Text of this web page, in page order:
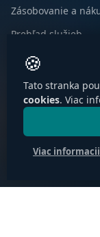
Zásobovanie a
Prehľad služieb →
KONTAKT
Bánovská cesta
+421 41 700 13
🍪
Tato stranka
cookies. Viac
Viac informacii